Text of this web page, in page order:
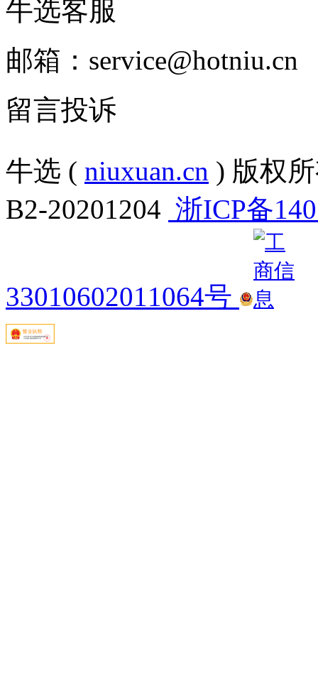
牛选客服
邮箱：service@hotniu.cn
留言投诉
牛选 ( niuxuan.cn ) 版权
B2-20201204 浙ICP备
33010602011064号